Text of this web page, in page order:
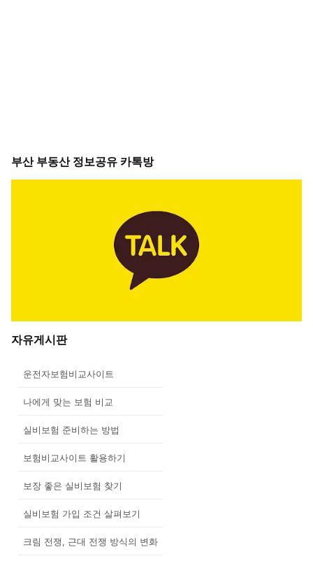
부산 부동산 정보공유 카톡방
자유게시판
운전자보험비교사이트
나에게 맞는 보험 비교
실비보험 준비하는 방법
보험비교사이트 활용하기
보장 좋은 실비보험 찾기
실비보험 가입 조건 살펴보기
크림 전쟁, 근대 전쟁 방식의 변화